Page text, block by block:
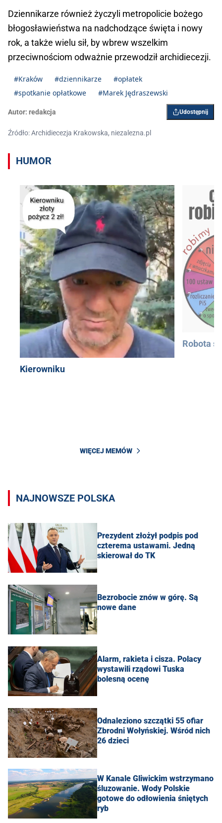
Dziennikarze również życzyli metropolicie bożego
błogosławieństwa na nadchodzące święta i nowy
rok, a także wielu sił, by wbrew wszelkim
przeciwnościom odważnie przewodził archidiecezji.
#Kraków #dziennikarze
#opłatek
#spotkanie opłatkowe
#Marek Jędraszewski
Autor: redakcja Udostępnij
Źródło: Archidiecezja Krakowska, niezalezna.pl
HUMOR
Kierowniku
Robota
WIĘCEJ MEMÓW
NAJNOWSZE POLSKA
Prezydent złożył podpis pod
czterema ustawami. Jedną
skierował do TK
Bezrobocie znów w górę. Są
nowe dane
Alarm, rakieta i cisza. Polacy
wystawili rządowi Tuska
bolesną ocenę
Odnaleziono szczątki 55 ofiar
Zbrodni Wołyńskiej. Wśród nich
26 dzieci
W Kanale Gliwickim wstrzymano
śluzowanie. Wody Polskie
gotowe do odłowienia śniętych
ryb